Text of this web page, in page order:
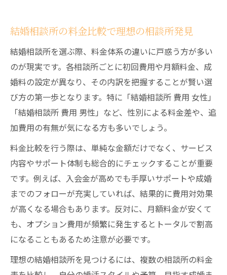
結婚相談所の料金比較で理想の相談所発見
結婚相談所を選ぶ際、料金体系の違いに戸惑う方が多い
のが現実です。各相談所ごとに初回費用や月額料金、成
婚料の設定が異なり、その内訳を把握することが賢い選
び方の第一歩となります。特に「結婚相談所 費用 女性」
「結婚相談所 費用 男性」など、性別による料金差や、追
加費用の有無が気になる方も多いでしょう。
料金比較を行う際は、単純な金額だけでなく、サービス
内容やサポート体制も総合的にチェックすることが重要
です。例えば、入会金が高めでも手厚いサポートや成婚
までのフォローが充実していれば、結果的に費用対効果
が高くなる場合もあります。反対に、月額料金が安くて
も、オプション費用が頻繁に発生するとトータルで割高
になることもあるため注意が必要です。
理想の結婚相談所を見つけるには、複数の相談所の料金